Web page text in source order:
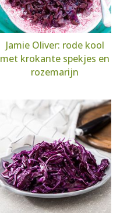
Jamie Oliver: rode kool
met krokante spekjes en
rozemarijn